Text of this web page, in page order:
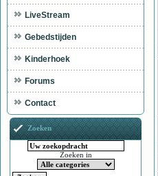
LiveStream
Gebedstijden
Kinderhoek
Forums
Contact
Zoeken
Zoeken in